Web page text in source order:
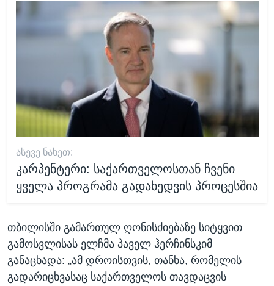
ᲐᲡᲔᲕᲔ ᲜᲐᲮᲔᲗ:
კარპენტერი: საქართველოსთან ჩვენი
ყველა პროგრამა გადახედვის პროცესშია
თბილისში გამართულ ღონისძიებაზე სიტყვით
გამოსვლისას ელჩმა პაველ ჰერჩინსკიმ
განაცხადა: „ამ დროისთვის, თანხა, რომელის
გადარიცხვასაც საქართველოს თავდაცვის